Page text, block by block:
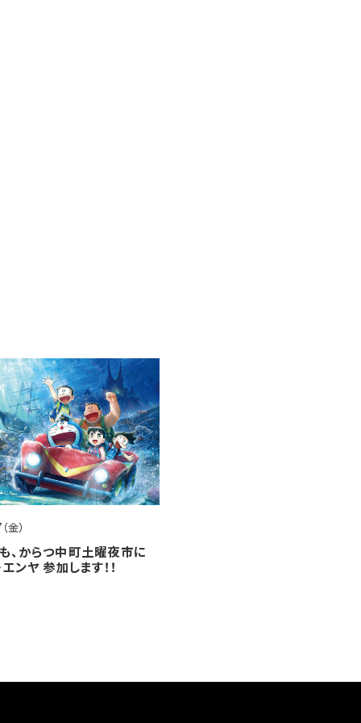
金）
、からつ中町土曜夜市に
ンヤ 参加します！！